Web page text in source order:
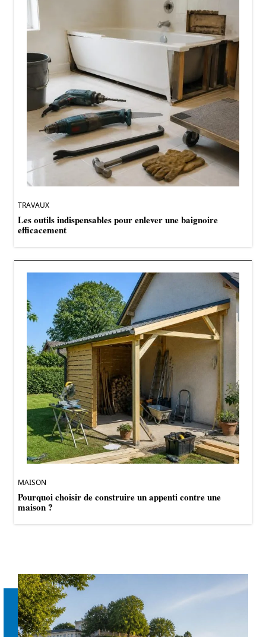
TRAVAUX
Les outils indispensables pour enlever une baignoire
efficacement
MAISON
Pourquoi choisir de construire un appenti contre une
maison ?